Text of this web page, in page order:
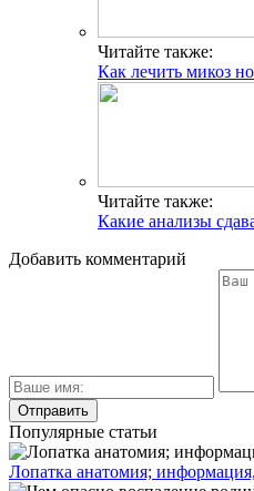
Читайте также:
Как лечить микоз
Читайте также:
Какие анализы
Добавить комментарий
Популярные статьи
Лопатка анатомия;